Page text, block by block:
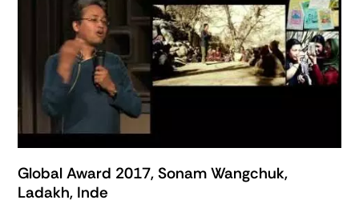
Global Award 2017, Sonam Wangchuk,
Ladakh, Inde